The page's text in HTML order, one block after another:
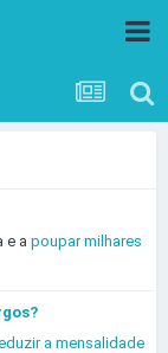
e a poupar milhares
a mensalidade